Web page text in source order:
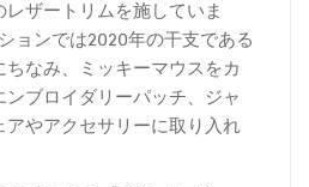
ザートリムを施していま
ョンでは2020年の干支である
なみ、ミッキーマウスをカ
ブロイダリーパッチ、ジャ
アやアクセサリーに取り入れ